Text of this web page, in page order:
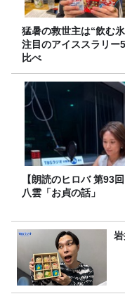
猛暑の救世主は“飲む
注目のアイススラリー
比べ
【朗読のヒロバ 第93
八雲「お貞の話」